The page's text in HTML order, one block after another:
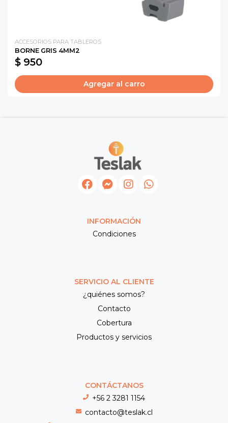
ACCESORIOS PARA TABLEROS
BORNE GRIS 4MM2
$ 950
Agregar al carro
INFORMACIÓN
Condiciones
SERVICIO AL CLIENTE
¿quiénes somos?
Contacto
Cobertura
Productos y servicios
CONTÁCTANOS
+56 2 3281 1154
contacto@teslak.cl